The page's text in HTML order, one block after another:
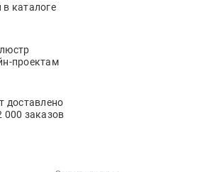
в каталоге
проектам
доставлено
000 заказов